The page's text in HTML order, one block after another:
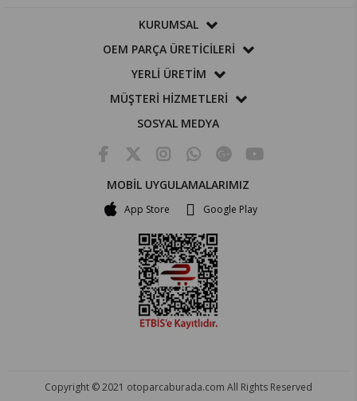
KURUMSAL
OEM PARÇA ÜRETİCİLERİ
YERLİ ÜRETİM
MÜŞTERİ HİZMETLERİ
SOSYAL MEDYA
MOBİL UYGULAMALARIMIZ
App Store Google Play
Copyright © 2021 otoparcaburada.com All Rights Reserved